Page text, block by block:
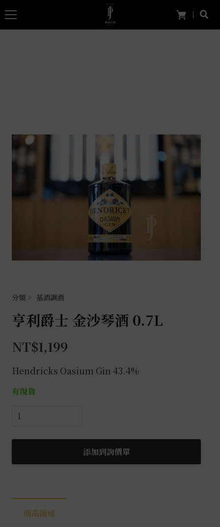
基酒調酒
亨利爵士 金沙琴酒 0.7L
NT$1,199
Hendricks Oasium Gin 43.4%
有現貨
亨
爵
金
酒
0.7L
添加到詢價單
商品描述